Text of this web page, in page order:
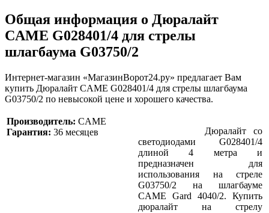
Общая информация о Дюралайт
CAME G028401/4 для стрелы
шлагбаума G03750/2
Интернет-магазин «МагазинВорот24.ру» предлагает Вам
купить Дюралайт CAME G028401/4 для стрелы шлагбаума
G03750/2 по невысокой цене и хорошего качества.
Производитель: CAME
Гарантия: 36 месяцев
Дюралайт со
светодиодами G028401/4
длиной 4 метра и
предназначен для
использования на стреле
G03750/2 на шлагбауме
CAME Gard 4040/2. Купить
дюралайт на стрелу